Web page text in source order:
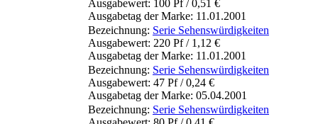
Ausgabewert: 100 Pf / 0,51 €
Ausgabetag der Marke: 11.01.2001
Bezeichnung: Serie Sehenswürdigkeiten
Ausgabewert: 220 Pf / 1,12 €
Ausgabetag der Marke: 11.01.2001
Bezeichnung: Serie Sehenswürdigkeiten
Ausgabewert: 47 Pf / 0,24 €
Ausgabetag der Marke: 05.04.2001
Bezeichnung: Serie Sehenswürdigkeiten